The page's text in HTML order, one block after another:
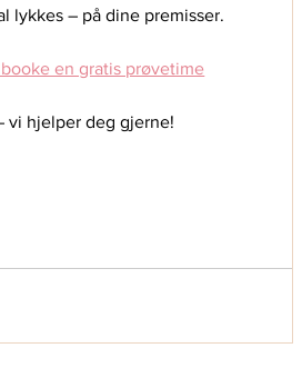
lykkes – på dine premisser.
en gratis prøvetime
vi hjelper deg gjerne!